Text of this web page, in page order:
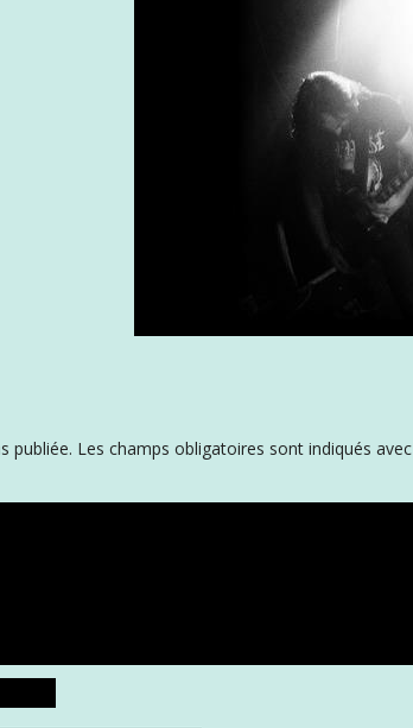
publiée. Les champs obligatoires sont indiqués avec